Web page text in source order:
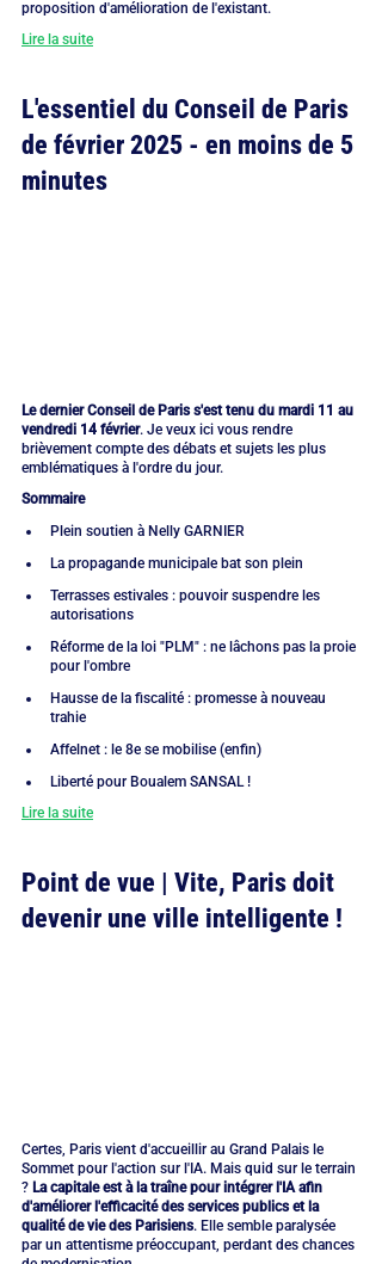
proposition d'amélioration de l'existant.
Lire la suite
L'essentiel du Conseil de Paris
de février 2025 - en moins de 5
minutes
Le dernier Conseil de Paris s'est tenu du mardi 11 au
vendredi 14 février. Je veux ici vous rendre
brièvement compte des débats et sujets les plus
emblématiques à l'ordre du jour.
Sommaire
Plein soutien à Nelly GARNIER
La propagande municipale bat son plein
Terrasses estivales : pouvoir suspendre les
autorisations
Réforme de la loi "PLM" : ne lâchons pas la proie
pour l'ombre
Hausse de la fiscalité : promesse à nouveau
trahie
Affelnet : le 8e se mobilise (enfin)
Liberté pour Boualem SANSAL !
Lire la suite
Point de vue | Vite, Paris doit
devenir une ville intelligente !
Certes, Paris vient d'accueillir au Grand Palais le
Sommet pour l'action sur l'IA. Mais quid sur le terrain
? La capitale est à la traîne pour intégrer l'IA afin
d'améliorer l'efficacité des services publics et la
qualité de vie des Parisiens. Elle semble paralysée
par un attentisme préoccupant, perdant des chances